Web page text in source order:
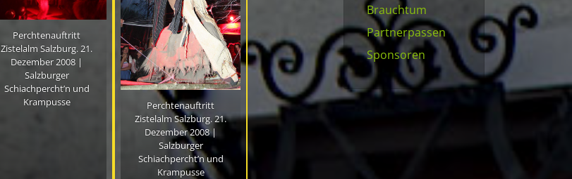
Perchtenauftritt
Zistelalm Salzburg. 21.
Dezember 2008 |
Salzburger
Schiachpercht’n und
Krampusse
Perchtenauftritt
Zistelalm Salzburg. 21.
Dezember 2008 |
Salzburger
Schiachpercht’n und
Krampusse
Brauchtum
Partnerpassen
Sponsoren